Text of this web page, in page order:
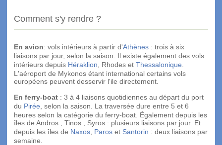
Comment s'y rendre ?
En avion: vols intérieurs à partir d'Athènes : trois à six
liaisons par jour, selon la saison. Il existe également des vols
intérieurs depuis Héraklion , Rhodes et Thessalonique
L'aéroport de Mykonos étant international certains vols
européens peuvent desservir l'ile directement.
En ferry-boat : 3 à 4 liaisons quotidiennes au départ du port
du Pirée , selon la saison. La traversée dure entre 5 et 6
heures selon la catégorie du ferry-boat. Également depuis les
îles de Andros , Tinos , Syros : plusieurs liaisons par jour. Et
depuis les îles de Naxos Paros et Santorin : deux liaisons par
semaine.